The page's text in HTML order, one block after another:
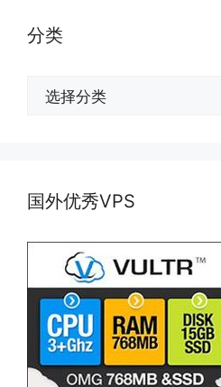
分类
国外优秀VPS